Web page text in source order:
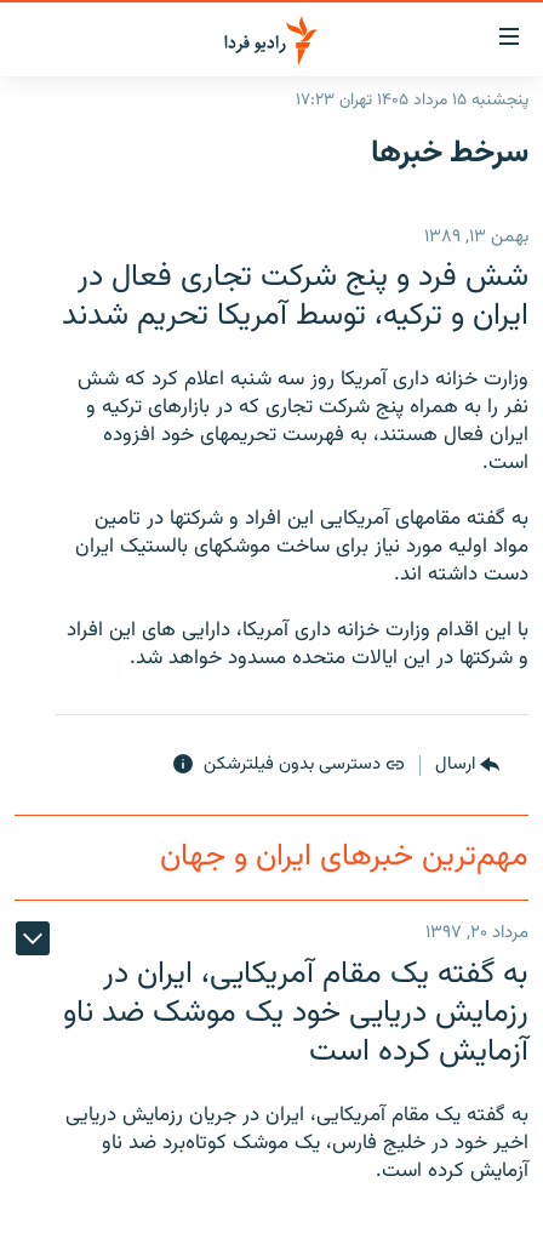
لینک‌های
قابلیت
دسترسی
بازگشت
اصلی
رفتن
صفحه
ایران
رادیو
انتخاب کنید و بشنوید
فرکانس‌ها
پادکست
گزارش‌های تصویری
گزارش‌های ویدئویی
زنان فردا
English
به ما بپیوندید
پنجشنبه ۱۵ مرداد ۱۴۰۵ تهران ۱۷:۲۳
سرخط‌ خبرها
بهمن ۱۳, ۱۳۸۹
شش فرد و پنج شرکت تجاری فعال در
ايران و ترکيه، توسط آمريکا تحريم شدند
وزارت خزانه داری آمريکا روز سه شنبه اعلام کرد که شش
نفر را به همراه پنج شرکت تجاری که در بازارهای ترکيه و
ايران فعال هستند، به فهرست تحريمهای خود افزوده
است.
به گفته مقامهای آمريکايی اين افراد و شرکتها در تامين
مواد اوليه مورد نياز برای ساخت موشکهای بالستيک ايران
دست داشته اند.
با اين اقدام وزارت خزانه داری آمريکا، دارايی های اين افراد
و شرکتها در اين ايالات متحده مسدود خواهد شد.
ارسال دسترسی بدون فیلترشکن
مهم‌ترین خبرهای ایران و جهان
مرداد ۲۰, ۱۳۹۷
به گفته یک مقام آمریکایی، ایران در
رزمایش دریایی خود یک موشک ضد ناو
آزمایش کرده است
به گفته یک مقام آمریکایی، ایران در جریان رزمایش دریایی
اخیر خود در خلیج فارس، یک موشک کوتاه‌برد ضد ناو
آزمایش کرده است.